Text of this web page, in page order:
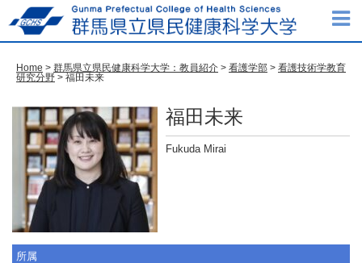
Home > 群馬県立県民健康科学大学：教員紹介 > 看護学部 > 看護技術学教育
研究分野 > 福田未来
福田未来
Fukuda Mirai
所属